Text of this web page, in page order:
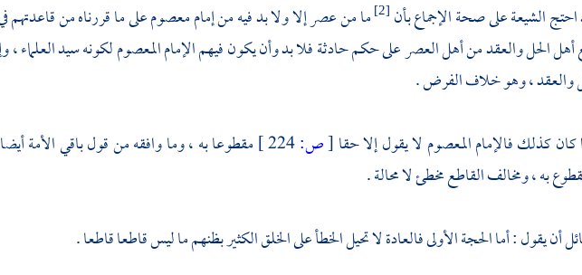
الشيعةعلى صحة الإجماع بأن [2]
ما من عصر إلا ولا بد فيه من إمام معصوم على ما قررناه من قاعدتهم
أهل الحل والعقد من أهل العصر على حكم حادثة فلا بد وأن يكون فيهم الإمام المعصوم لكونه سيد العلماء ،
والعقد ، وهو خلاف الفرض .
كان كذلك فالإمام المعصوم لا يقول إلا حقا[ص:
مقطوعا به ، وما وافقه من قول باقي الأمة
به ، ومخالف القاطع مخطئ لا محالة .
أن يقول : أما الحجة الأولى فالعادة لا تحيل الخطأ على الخلق الكثير بظنهم ما ليس قاطعا قاطعا .